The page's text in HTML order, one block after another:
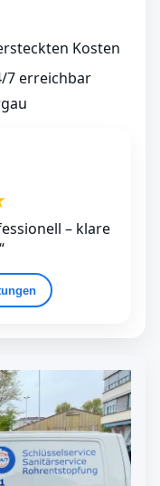
Kosten
7 erreichbar
– klare